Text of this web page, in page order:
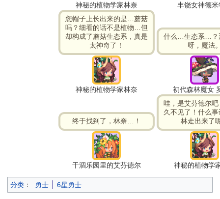
神秘的植物学家林奈
丰饶女神德米
您帽子上长出来的是…蘑菇
吗？细看的话不是植物…但
却构成了蘑菇生态系，真是
太神奇了！
神秘的植物学家林奈
什么…生态系…？
呀，魔法
初代森林魔女
终于找到了，林奈…！
干涸乐园里的艾芬德尔
哇，是艾芬德尔
久不见了！什么
林走出来了
神秘的植物学
分类 ： 勇士 6星勇士